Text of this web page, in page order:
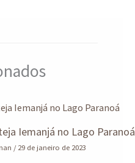
Iemanjá no Lago Paranoá
/29 de janeiro de 2023